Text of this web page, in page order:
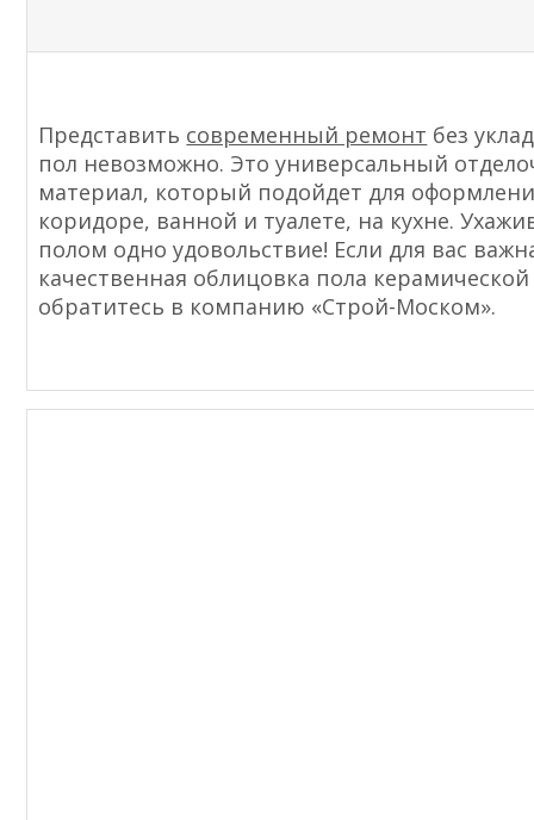
Представить современный ремонт без
пол невозможно. Это универсальный
материал, который подойдет для
коридоре, ванной и туалете, на кухне.
полом одно удовольствие! Если для вас
качественная облицовка пола
обратитесь в компанию «Строй-Моском».